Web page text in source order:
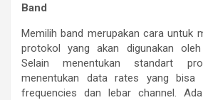
Band
Memilih band merupakan cara untuk
protokol yang akan digunakan
Selain menentukan standart
menentukan data rates yang bisa
frequencies dan lebar channel.